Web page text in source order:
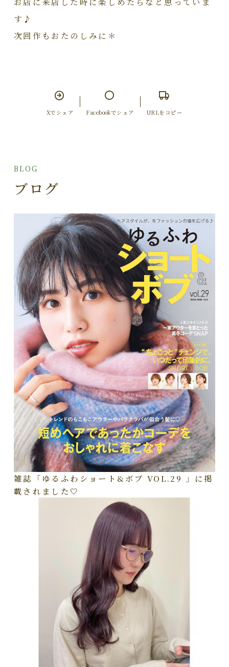
す♪
次回作もおたのしみに＊
Xでシェア Facebookでシェア URLをコピー
BLOG
ブログ
雑誌「ゆるふわショート&ボブ VOL.29 」に掲
載されました🤍